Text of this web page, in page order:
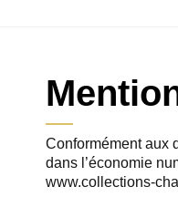
Conformément aux
dans l’économie
www.collections-